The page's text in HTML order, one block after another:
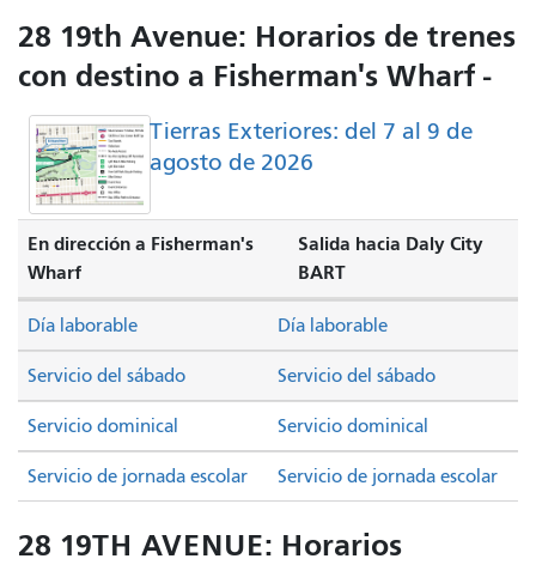
28 19th Avenue: Horarios de trenes
con destino a Fisherman's Wharf -
Tierras Exteriores: del 7 al 9 de
agosto de 2026
En dirección a Fisherman's
Wharf
Salida hacia Daly City
BART
Servicio del sábado Servicio del sábado
Servicio dominical Servicio dominical
Día laborable Día laborable
Servicio de jornada escolar Servicio de jornada escolar
28 19TH AVENUE: Horarios